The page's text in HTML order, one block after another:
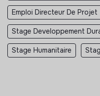
Emploi Directeur De Projet
Stage Developpement
Stage Humanitaire